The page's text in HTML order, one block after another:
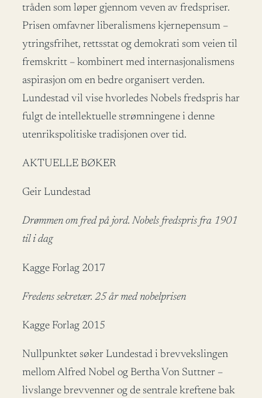
tråden som løper gjennom veven av fredspriser.
Prisen omfavner liberalismens kjernepensum –
ytringsfrihet, rettsstat og demokrati som veien til
fremskritt – kombinert med internasjonalismens
aspirasjon om en bedre organisert verden.
Lundestad vil vise hvorledes Nobels fredspris har
fulgt de intellektuelle strømningene i denne
utenrikspolitiske tradisjonen over tid.
AKTUELLE BØKER
Geir Lundestad
Drømmen om fred på jord. Nobels fredspris fra 1901
til i dag
Kagge Forlag 2017
Fredens sekretær. 25 år med nobelprisen
Kagge Forlag 2015
Nullpunktet søker Lundestad i brevvekslingen
mellom Alfred Nobel og Bertha Von Suttner –
livslange brevvenner og de sentrale kreftene bak